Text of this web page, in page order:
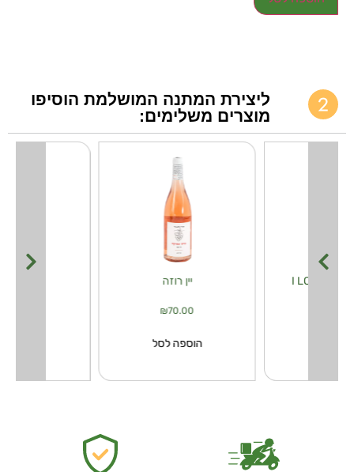
ליצירת המתנה המושלמת הוסיפו
מוצרים משלימים:
יין רוזה
₪70.00
הוספה לסל